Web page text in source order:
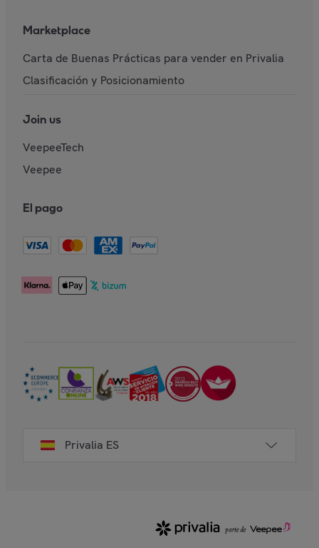
Marketplace
Carta de Buenas Prácticas para vender en Privalia
Clasificación y Posicionamiento
Join us
VeepeeTech
Veepee
El pago
Privalia ES